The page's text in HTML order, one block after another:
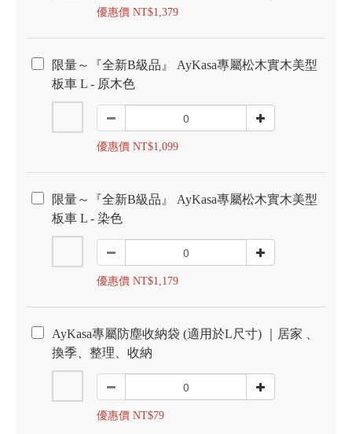
優惠價 NT$1,379
限量～『全新B級品』 AyKasa專屬松木實木美型
板車 L - 原木色
優惠價 NT$1,099
限量～『全新B級品』 AyKasa專屬松木實木美型
板車 L - 染色
優惠價 NT$1,179
AyKasa專屬防塵收納袋 (適用於L尺寸) ｜居家 、
換季、整理、收納
優惠價 NT$79